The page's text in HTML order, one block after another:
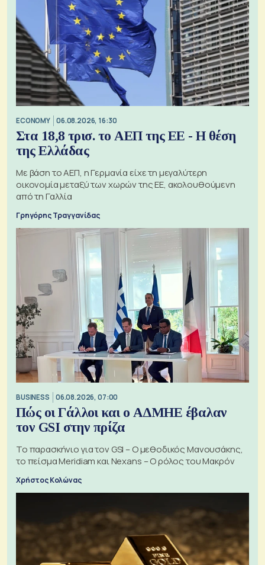
ECONOMY 06.08.2026, 16:30
Στα 18,8 τρισ. το ΑΕΠ της ΕΕ - Η θέση
της Ελλάδας
Με βάση το ΑΕΠ, η Γερμανία είχε τη μεγαλύτερη
οικονομία μεταξύ των χωρών της ΕΕ, ακολουθούμενη
από τη Γαλλία
Γρηγόρης Τραγγανίδας
BUSINESS 06.08.2026, 07:00
Πώς οι Γάλλοι και ο ΑΔΜΗΕ έβαλαν
τον GSI στην πρίζα
Το παρασκήνιο για τον GSI – Ο μεθοδικός Μανουσάκης,
το πείσμα Meridiam και Nexans – Ο ρόλος του Μακρόν
Χρήστος Κολώνας